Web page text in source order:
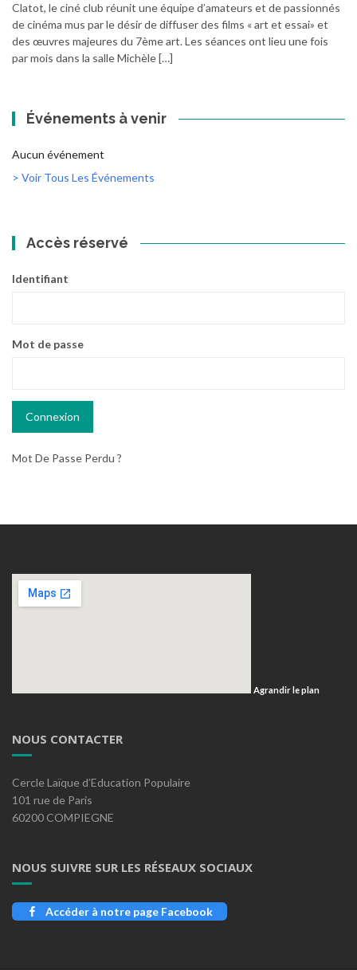
Clatot, le ciné club réunit une équipe d’amateurs et de passionnés
de cinéma mus par le désir de diffuser des films « art et essai» et
des œuvres majeures du 7ème art. Les séances ont lieu une fois
par mois dans la salle Michèle […]
Événements à venir
Aucun événement
> Voir Tous Les Événements
Accès réservé
Identifiant
Mot de passe
Mot De Passe Perdu ?
Agrandir le plan
NOUS CONTACTER
Cercle Laïque d’Education Populaire
101 rue de Paris
60200 COMPIEGNE
NOUS SUIVRE SUR LES RÉSEAUX SOCIAUX
Accéder à notre page Facebook